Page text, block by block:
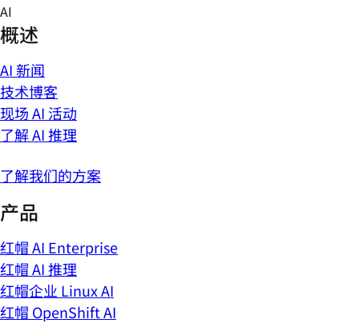
Skip
to
content
AI
概述
AI 新闻
技术博客
现场 AI 活动
了解 AI 推理
了解我们的方案
产品
红帽 AI Enterprise
红帽 AI 推理
红帽企业 Linux AI
红帽 OpenShift AI